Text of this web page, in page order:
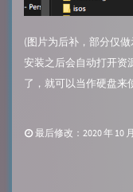
(图片为后补，部分仅
安装之后会自动打开资
了，就可以当作硬盘来
最后修改：2020 年 10